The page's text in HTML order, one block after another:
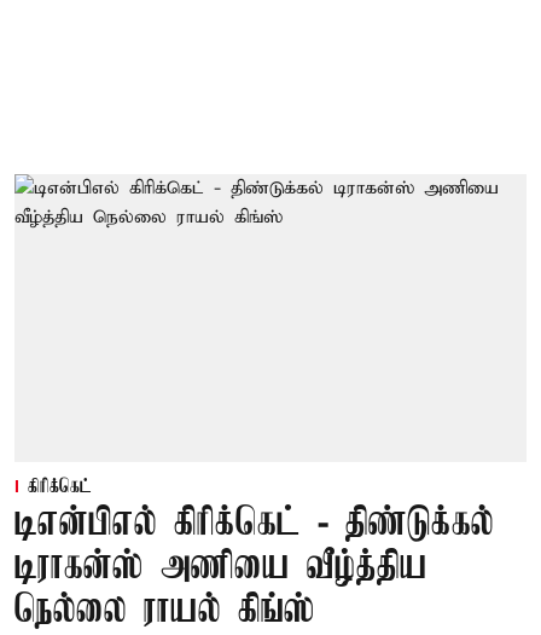
கிரிக்கெட்
டிஎன்பிஎல் கிரிக்கெட் - திண்டுக்கல்
டிராகன்ஸ் அணியை வீழ்த்திய
நெல்லை ராயல் கிங்ஸ்